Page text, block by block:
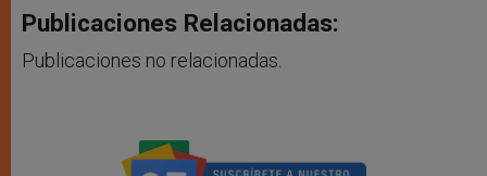
Publicaciones Relacionadas:
Publicaciones no relacionadas.